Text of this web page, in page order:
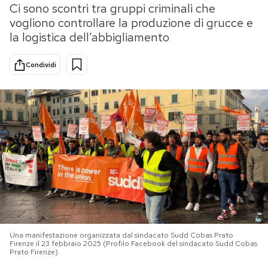
Tecnologia
Internet
Scienza
Cultura
Economia
Sport
Storie/Idee
Ok Boomer!
Media
Mondiali calcio 2026
PODCAST
NEWSLETTER
I MIEI PREFERITI
Ci sono scontri tra gruppi criminali che
vogliono controllare la produzione di grucce e
la logistica dell’abbigliamento
Condividi
Una manifestazione organizzata dal sindacato Sudd Cobas Prato
Firenze il 23 febbraio 2025 (Profilo Facebook del sindacato Sudd Cobas
Prato Firenze)